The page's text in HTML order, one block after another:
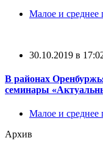
Малое и среднее
30.10.2019 в
В районах
семинары
Малое и среднее
Архив